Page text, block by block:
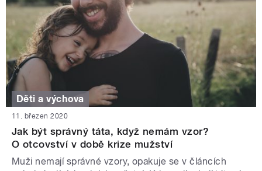
Děti a výchova
11. březen 2020
Jak být správný táta, když nemám vzor?
O otcovství v době krize mužství
Muži nemají správné vzory, opakuje se v článcích